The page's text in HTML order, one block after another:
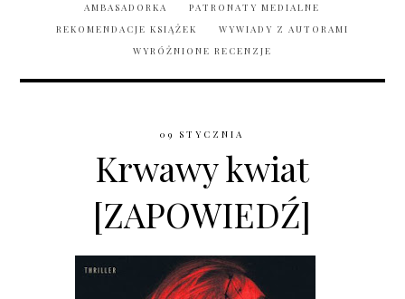
AMBASADORKA
PATRONATY MEDIALNE
REKOMENDACJE KSIĄŻEK
WYWIADY Z AUTORAMI
WYRÓŻNIONE RECENZJE
09 STYCZNIA
Krwawy kwiat
[ZAPOWIEDŹ]